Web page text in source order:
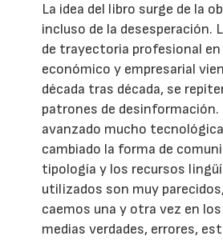
La idea del libro surge de la
incluso de la desesperación.
de trayectoria profesional en
económico y empresarial
década tras década, se
patrones de desinformación.
avanzado mucho
cambiado la forma de
tipología y los recursos
utilizados son muy
caemos una y otra vez en
medias verdades, errores,